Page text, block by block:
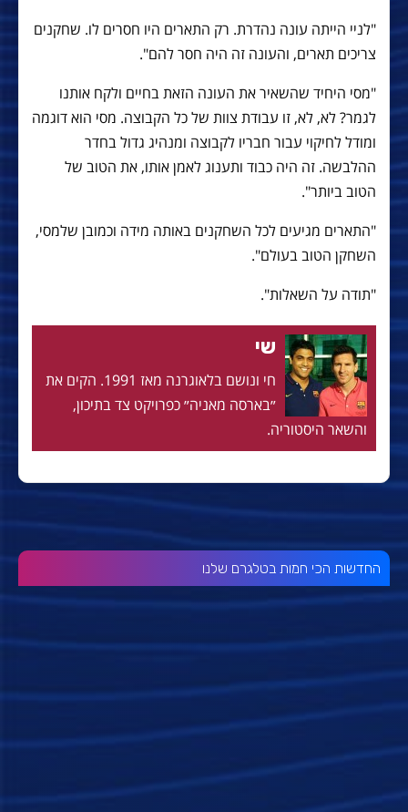
"לניי הייתה עונה נהדרת. רק התארים היו חסרים לו. שחקנים
צריכים תארים, והעונה זה היה חסר להם".
"מסי היחיד שהשאיר את העונה הזאת בחיים ולקח אותנו
לגמר? לא, לא, זו עבודת צוות של כל הקבוצה. מסי הוא דוגמה
ומודל לחיקוי עבור חבריו לקבוצה ומנהיג גדול בחדר
ההלבשה. זה היה כבוד ותענוג לאמן אותו, את הטוב של
הטוב ביותר".
"התארים מגיעים לכל השחקנים באותה מידה וכמובן שלמסי,
השחקן הטוב בעולם".
"תודה על השאלות".
שי
חי ונושם בלאוגרנה מאז 1991. הקים את
״בארסה מאניה״ כפרויקט צד בתיכון,
והשאר היסטוריה.
החדשות הכי חמות בטלגרם שלנו